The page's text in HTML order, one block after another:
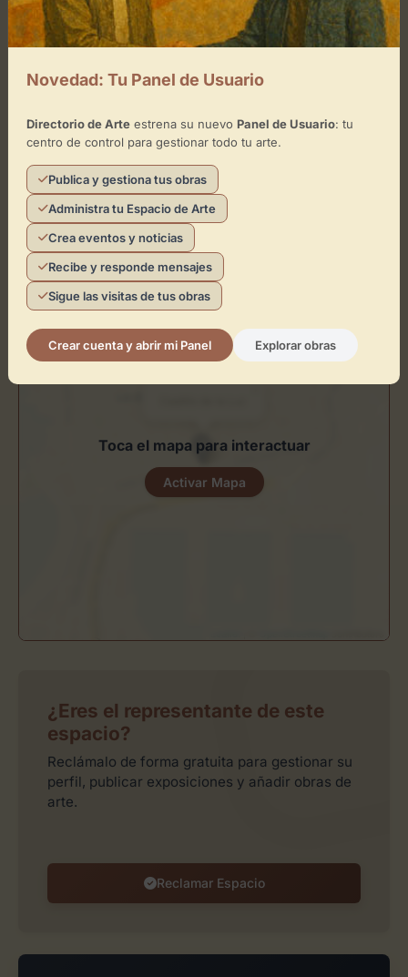
Jueves
de 10:00 - 19:00
Domingo
de 10:00 - 14:00
Ubicación de Castillo de la Luz
Cómo llegar
+
−
Toca el mapa para interactuar
Activar Mapa
¿Eres el representante de este
espacio?
Reclámalo de forma gratuita para gestionar su
perfil, publicar exposiciones y añadir obras de
arte.
Reclamar Espacio
Novedad: Tu Panel de Usuario
Directorio de Arteestrena su nuevo Panel de Usuario: tu
centro de control para gestionar todo tu arte.
Publica y gestiona tus obras
Administra tu Espacio de Arte
Crea eventos y noticias
Recibe y responde mensajes
Sigue las visitas de tus obras
Crear cuenta y abrir mi Panel Explorar obras